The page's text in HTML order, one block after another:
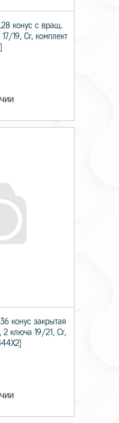
конус с вращ.
19, Cr, комплект
конус закрытая
ключа 19/21, Cr,